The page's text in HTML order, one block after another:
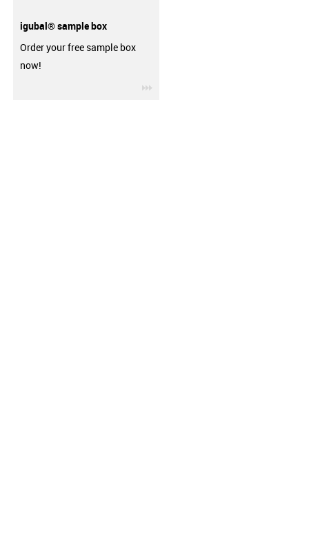
igubal® sample box
Order your free sample box
now!